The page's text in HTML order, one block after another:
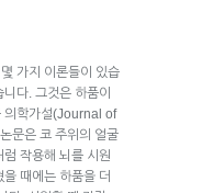
가지 이론들이 있습
다. 그것은 하품이
의학가설(Journal of
문은 코 주위의 얼굴
작용해 뇌를 시원
때에는 하품을 더